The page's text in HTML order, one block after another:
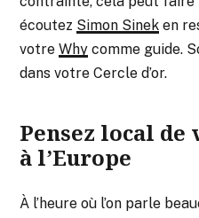
écoutez Simon Sinek en
votreWhy comme guide.
dans votre Cercle d’or.
Pensez local
à l’Europe
À l’heure où l’on parle